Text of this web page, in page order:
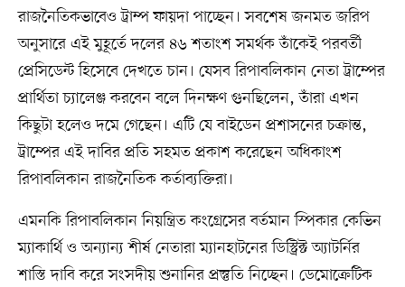
রাজনৈতিকভাবেও ট্রাম্প ফায়দা পাচ্ছেন। সবশেষ জনমত জরিপ
অনুসারে এই মুহূর্তে দলের ৪৬ শতাংশ সমর্থক তাঁকেই পরবর্তী
প্রেসিডেন্ট হিসেবে দেখতে চান। যেসব রিপাবলিকান নেতা ট্রাম্পের
প্রার্থিতা চ্যালেঞ্জ করবেন বলে দিনক্ষণ গুনছিলেন, তাঁরা এখন
কিছুটা হলেও দমে গেছেন। এটি যে বাইডেন প্রশাসনের চক্রান্ত,
ট্রাম্পের এই দাবির প্রতি সহমত প্রকাশ করেছেন অধিকাংশ
রিপাবলিকান রাজনৈতিক কর্তাব্যক্তিরা।
এমনকি রিপাবলিকান নিয়ন্ত্রিত কংগ্রেসের বর্তমান স্পিকার কেভিন
ম্যাকার্থি ও অন্যান্য শীর্ষ নেতারা ম্যানহাটনের ডিস্ট্রিক্ট অ্যাটর্নির
শাস্তি দাবি করে সংসদীয় শুনানির প্রস্তুতি নিচ্ছেন। ডেমোক্রেটিক